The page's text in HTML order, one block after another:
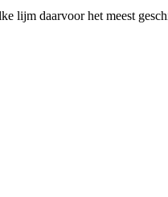
lijm daarvoor het meest